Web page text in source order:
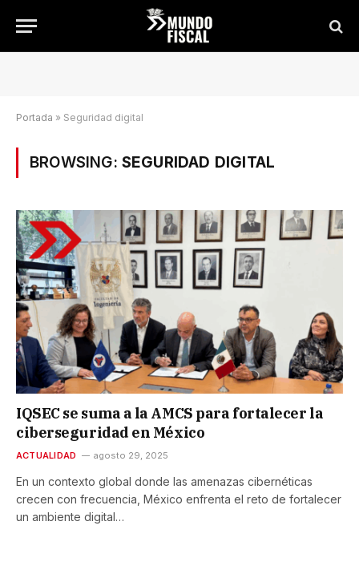
Portada » Seguridad digital
BROWSING: SEGURIDAD DIGITAL
IQSEC se suma a la AMCS para fortalecer la
ciberseguridad en México
ACTUALIDAD agosto 29, 2025
En un contexto global donde las amenazas cibernéticas
crecen con frecuencia, México enfrenta el reto de fortalecer
un ambiente digital…